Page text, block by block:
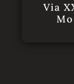
Via